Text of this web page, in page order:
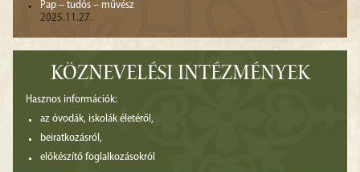
Pap – tudós – művész
2025.11.27.
KÖZNEVELÉSI INTÉZMÉNYEK
Hasznos információk:
az óvodák, iskolák életéről,
beiratkozásról,
előkészítő foglalkozásokról